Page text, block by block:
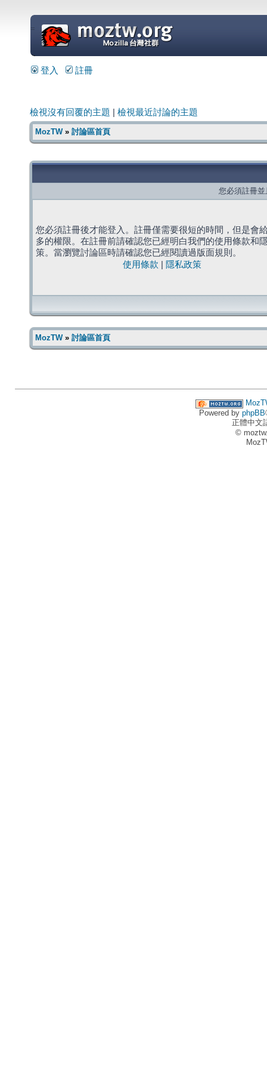
=
登入 註冊
檢視沒有回覆的主題 檢視最近討論的主題
MozTW» 討論區首頁
您必須註冊
您必須註冊後才能登入。註冊僅需要很短的時間，但是會
多的權限。在註冊前請確認您已經明白我們的使用條款和
策。當瀏覽討論區時請確認您已經閱讀過版面規則。
使用條款
隱私政策
MozTW» 討論區首頁
Powered by phpBB
正體中文
©